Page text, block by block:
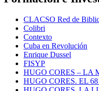
CLACSO Red de
Colibri
Contexto
Cuba en Revolución
Enrique Dussel
FISYP
HUGO CORES – LA
HUGO CORES. EL